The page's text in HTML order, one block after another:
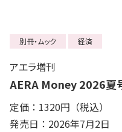
別冊・ムック 経済
アエラ増刊
AERA Money 2026夏
定価：1320円（税込）
発売日：2026年7月2日